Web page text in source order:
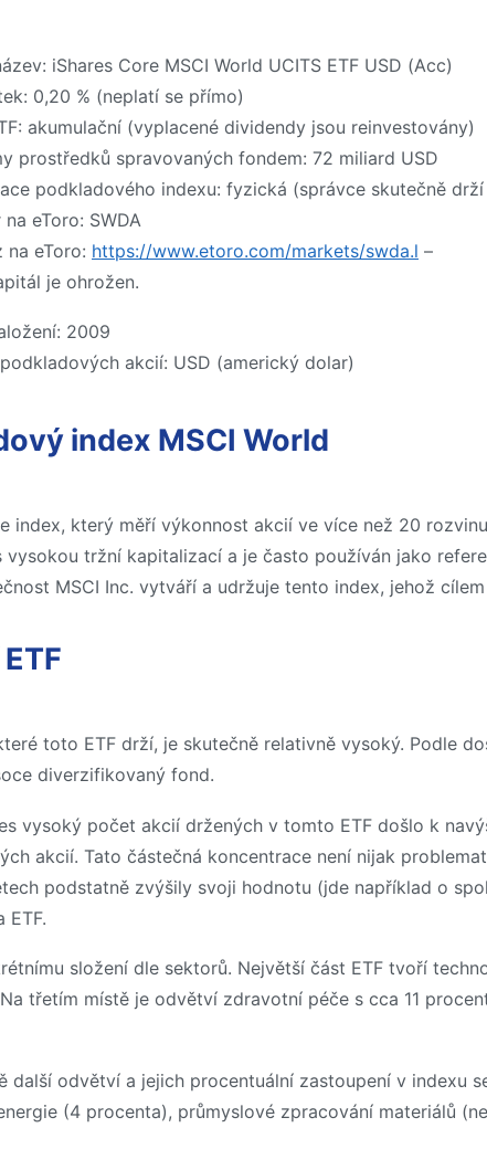
iShares Core MSCI World UCITS ETF USD (Acc)
0,20 % (neplatí se přímo)
akumulační (vyplacené dividendy jsou reinvestovány)
prostředků spravovaných fondem: 72 miliard USD
podkladového indexu: fyzická (správce skutečně
eToro: SWDA
na eToro: https://www.etoro.com/markets/swda.l –
je ohrožen.
2009
akcií: USD (americký dolar)
index MSCI World
index, který měří výkonnost akcií ve více než 20
vysokou tržní kapitalizací a je často používán jako
MSCI Inc. vytváří a udržuje tento index, jehož
toto ETF drží, je skutečně relativně vysoký. Podle
diverzifikovaný fond.
vysoký počet akcií držených v tomto ETF došlo k
akcií. Tato částečná koncentrace není nijak
podstatně zvýšily svoji hodnotu (jde například o
složení dle sektorů. Největší část ETF tvoří
třetím místě je odvětví zdravotní péče s cca 11
další odvětví a jejich procentuální zastoupení v indexu
(4 procenta), průmyslové zpracování materiálů